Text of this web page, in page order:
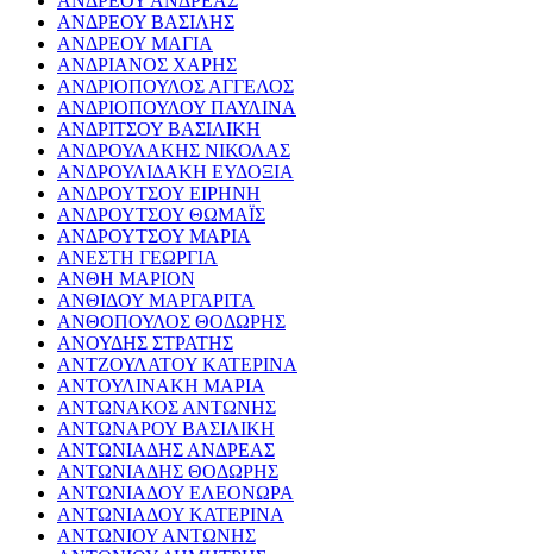
ΑΝΔΡΕΟΥ ΒΑΣΙΛΗΣ
ΑΝΔΡΕΟΥ ΜΑΓΙΑ
ΑΝΔΡΙΑΝΟΣ ΧΑΡΗΣ
ΑΝΔΡΙΟΠΟΥΛΟΣ ΑΓΓΕΛΟΣ
ΑΝΔΡΙΟΠΟΥΛΟΥ ΠΑΥΛΙΝΑ
ΑΝΔΡΙΤΣΟΥ ΒΑΣΙΛΙΚΗ
ΑΝΔΡΟΥΛΑΚΗΣ ΝΙΚΟΛΑΣ
ΑΝΔΡΟΥΛΙΔΑΚΗ ΕΥΔΟΞΙΑ
ΑΝΔΡΟΥΤΣΟΥ ΕΙΡΗΝΗ
ΑΝΔΡΟΥΤΣΟΥ ΘΩΜΑΪΣ
ΑΝΔΡΟΥΤΣΟΥ ΜΑΡΙΑ
ΑΝΕΣΤΗ ΓΕΩΡΓΙΑ
ΑΝΘΗ ΜΑΡΙΟΝ
ΑΝΘΙΔΟΥ ΜΑΡΓΑΡΙΤΑ
ΑΝΘΟΠΟΥΛΟΣ ΘΟΔΩΡΗΣ
ΑΝΟΥΔΗΣ ΣΤΡΑΤΗΣ
ΑΝΤΖΟΥΛΑΤΟΥ ΚΑΤΕΡΙΝΑ
ΑΝΤΟΥΛΙΝΑΚΗ ΜΑΡΙΑ
ΑΝΤΩΝΑΚΟΣ ΑΝΤΩΝΗΣ
ΑΝΤΩΝΑΡΟΥ ΒΑΣΙΛΙΚΗ
ΑΝΤΩΝΙΑΔΗΣ ΑΝΔΡΕΑΣ
ΑΝΤΩΝΙΑΔΗΣ ΘΟΔΩΡΗΣ
ΑΝΤΩΝΙΑΔΟΥ ΕΛΕΟΝΩΡΑ
ΑΝΤΩΝΙΑΔΟΥ ΚΑΤΕΡΙΝΑ
ΑΝΤΩΝΙΟΥ ΑΝΤΩΝΗΣ